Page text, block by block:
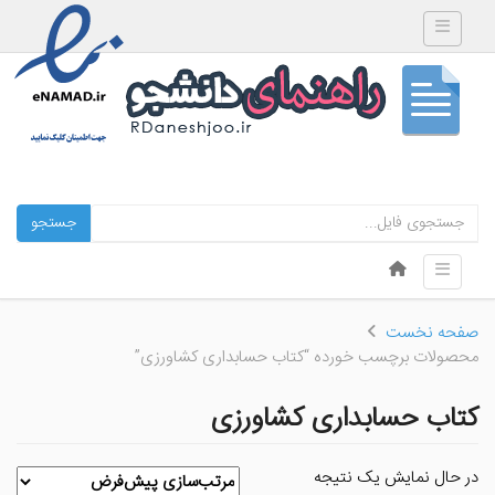
Toggle navigation
جستجو
Menu
Skip to content
Toggle navigation
صفحه نخست
محصولات برچسب خورده “کتاب حسابداری کشاورزی”
کتاب حسابداری کشاورزی
در حال نمایش یک نتیجه